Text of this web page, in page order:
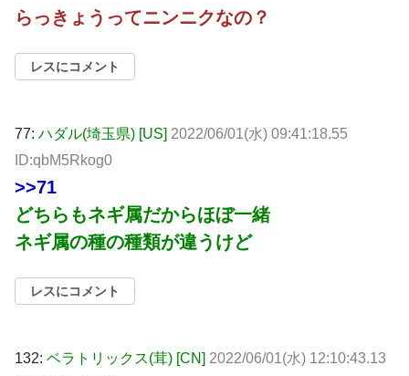
らっきょうってニンニクなの？
レスにコメント
77: ハダル(埼玉県) [US] 2022/06/01(水) 09:41:18.55
ID:qbM5Rkog0
>>71
どちらもネギ属だからほぼ一緒
ネギ属の種の種類が違うけど
レスにコメント
132: ベラトリックス(茸) [CN] 2022/06/01(水) 12:10:43.13